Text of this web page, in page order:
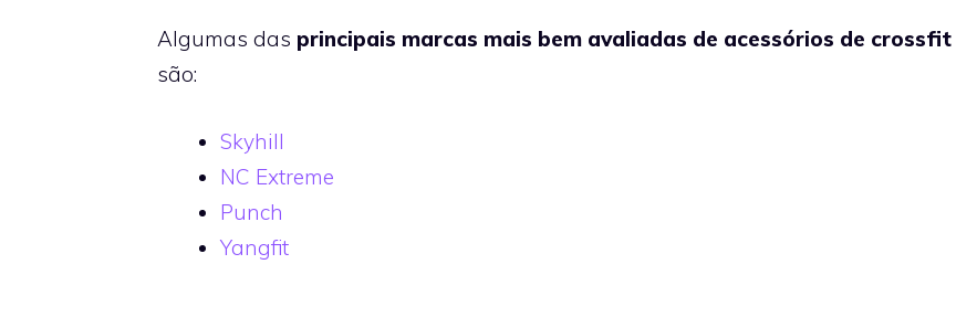
Algumas das principais marcas mais bem avaliadas de acessórios de crossfit
são:
Skyhill
NC Extreme
Punch
Yangfit